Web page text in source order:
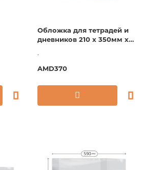
Обложка для тетрадей и
дневников 210 х 350мм х
.
AMD370